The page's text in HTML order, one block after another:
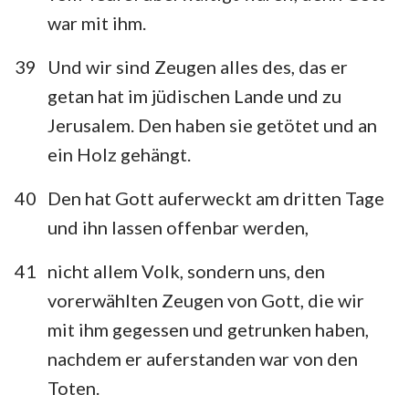
war mit ihm.
39
Und wir sind Zeugen alles des, das er
getan hat im jüdischen Lande und zu
Jerusalem. Den haben sie getötet und an
ein Holz gehängt.
40
Den hat Gott auferweckt am dritten Tage
und ihn lassen offenbar werden,
41
nicht allem Volk, sondern uns, den
vorerwählten Zeugen von Gott, die wir
mit ihm gegessen und getrunken haben,
nachdem er auferstanden war von den
Toten.